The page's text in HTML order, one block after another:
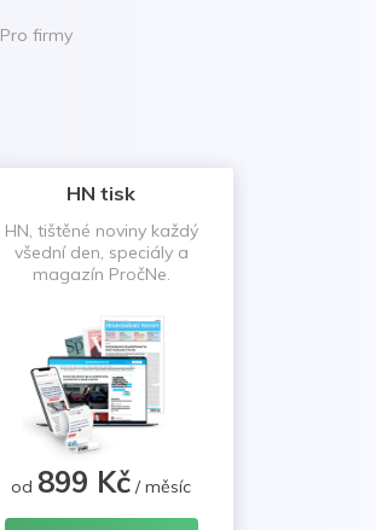
Pro firmy
HN tisk
HN, tištěné noviny každý
všední den, speciály a
magazín PročNe.
od 899 Kč / měsíc